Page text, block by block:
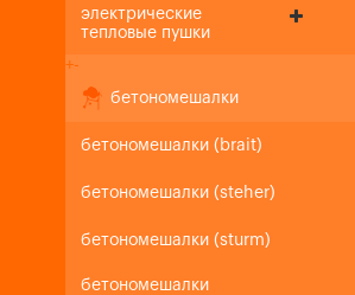
электрические
тепловые пушки
+-
бетономешалки
бетономешалки (brait)
бетономешалки (steher)
бетономешалки (sturm)
бетономешалки